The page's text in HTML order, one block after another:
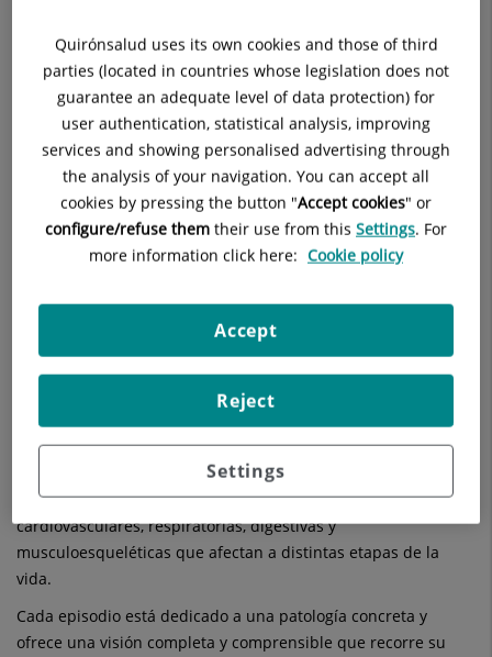
prevalentes
patologías de gran impacto clínico y social , reforzando así su
compromiso con la información sanitaria rigurosa, accesible y
de calidad.
Tras el éxito de sus dos primeras temporadas, con más de 6
millones de visualizaciones,YouHealthse consolida como una
línea de contenidos de referencia en educación sanitaria
alineada con la iniciativaYouTube Health, que impulsa la
difusión de información de salud procedente de fuentes
enfermedades altamente prevalentes desdeun enfoque
, de la mano de profesionales especializados
del Grupo Quirónsalud.
YouHealth
patologías especialmente relevantes por su impacto en la
calidad de vida de los pacientes y su complejidad asistencial,
arritmias cardíacas
cerebrales, entre otras enfermedades neurológicas,
cardiovasculares, respiratorias, digestivas y
musculoesqueléticas que afectan a distintas etapas de la
vida.
Cada episodio está dedicado a una patología concreta y
ofrece una visión completa y comprensible que recorre su
Quirónsalud uses its own cookies and those of third
parties (located in countries whose legislation does not
guarantee an adequate level of data protection) for
user authentication, statistical analysis, improving
services and showing personalised advertising through
the analysis of your navigation. You can accept all
cookies by pressing the button "Accept cookies" or
configure/refuse them their use from this Settings. For
more information click here: Cookie policy
Settings
Reject
Accept